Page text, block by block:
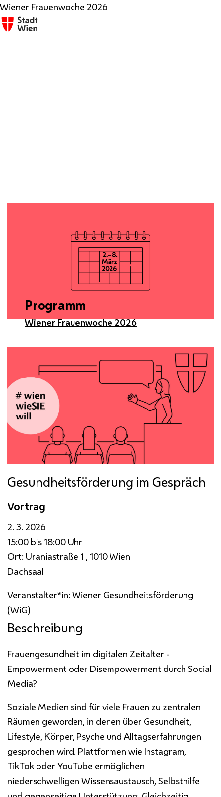
Wiener Frauenwoche 2026
Programm
Wiener Frauenwoche 2026
Gesundheitsförderung im Gespräch
Vortrag
2. 3. 2026
15:00 bis 18:00 Uhr
Ort: Uraniastraße 1 , 1010 Wien
Dachsaal
Veranstalter*in: Wiener Gesundheitsförderung
(WiG)
Beschreibung
Frauengesundheit im digitalen Zeitalter -
Empowerment oder Disempowerment durch Social
Media?
Soziale Medien sind für viele Frauen zu zentralen
Räumen geworden, in denen über Gesundheit,
Lifestyle, Körper, Psyche und Alltagserfahrungen
gesprochen wird. Plattformen wie Instagram,
TikTok oder YouTube ermöglichen
niederschwelligen Wissensaustausch, Selbsthilfe